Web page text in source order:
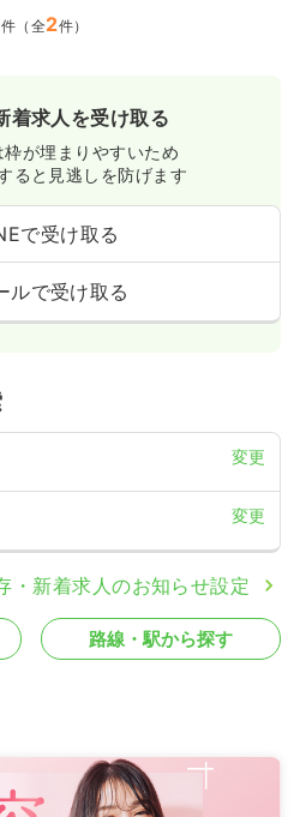
（全2件）
着求人を受け取る
が埋まりやすいため
ると見逃しを防げます
で受け取る
ルで受け取る
変更
変更
・新着求人のお知らせ設定
路線・駅から探す